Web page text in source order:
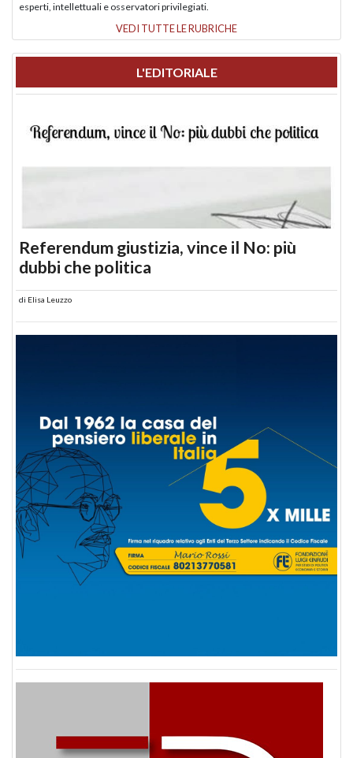
esperti, intellettuali e osservatori privilegiati.
VEDI TUTTE LE RUBRICHE
L'EDITORIALE
Referendum giustizia, vince il No: più
dubbi che politica
di Elisa Leuzzo